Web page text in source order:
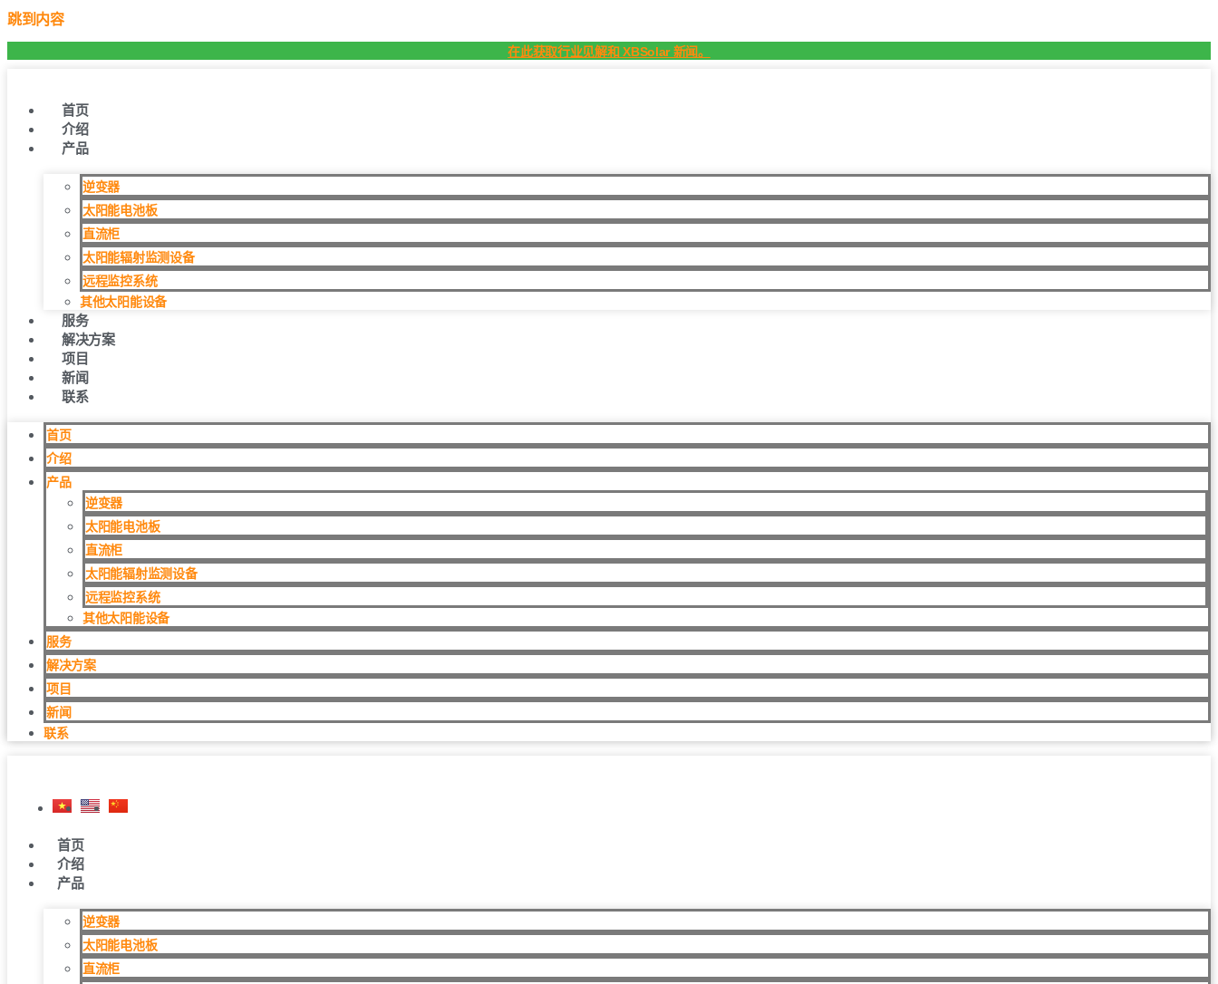
跳到内容
在此获取行业见解和 XBSolar 新闻。
首页
介绍
产品
逆变器
太阳能电池板
直流柜
太阳能辐射监测设备
远程监控系统
其他太阳能设备
服务
解决方案
项目
新闻
联系
首页
介绍
产品
逆变器
太阳能电池板
直流柜
太阳能辐射监测设备
远程监控系统
其他太阳能设备
服务
解决方案
项目
新闻
联系
首页
介绍
产品
逆变器
太阳能电池板
直流柜